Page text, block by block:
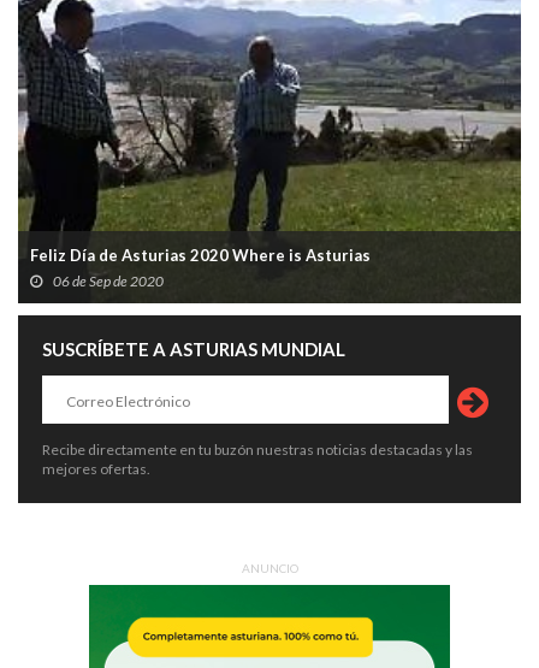
Feliz Día de Asturias 2020 Where is Asturias
06 de Sep de 2020
SUSCRÍBETE A ASTURIAS MUNDIAL
Recibe directamente en tu buzón nuestras noticias destacadas y las
mejores ofertas.
ANUNCIO